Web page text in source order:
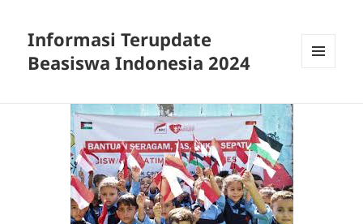
Informasi Terupdate
Beasiswa Indonesia 2024